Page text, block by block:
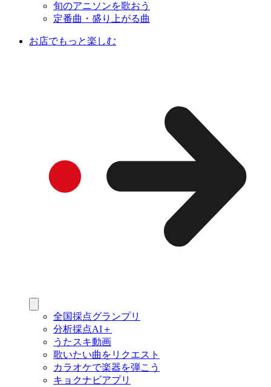
旬のアニソンを歌おう
定番曲・盛り上がる曲
お店でもっと楽しむ
全国採点グランプリ
分析採点AI＋
うたスキ動画
歌いたい曲をリクエスト
カラオケで楽器を弾こう
キョクナビアプリ